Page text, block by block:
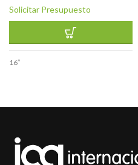
Solicitar Presupuesto
16″